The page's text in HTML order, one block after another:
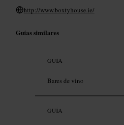
http://www.boxtyhouse.ie/
Guías similares
GUÍA
Bares de vino
GUÍA